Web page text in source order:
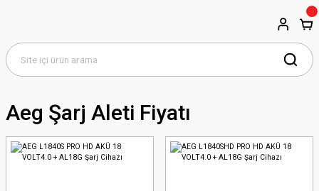
Aeg Şarj Aleti Fiyatı